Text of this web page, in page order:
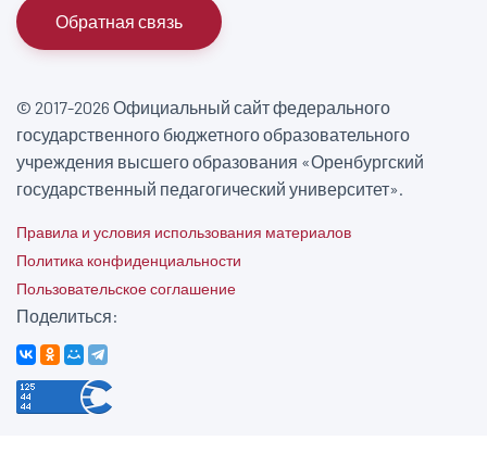
Обратная связь
© 2017-2026 Официальный сайт федерального
государственного бюджетного образовательного
учреждения высшего образования «Оренбургский
государственный педагогический университет».
Правила и условия использования материалов
Политика конфиденциальности
Пользовательское соглашение
Поделиться: